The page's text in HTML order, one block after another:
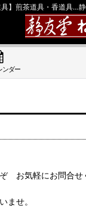
具】煎茶道具・香道具…
ンダー
お気軽にお問合せ
せ。